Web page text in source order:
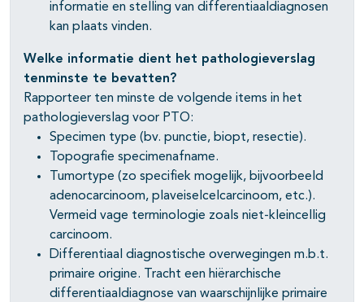
informatie en stelling van differentiaaldiagnosen
kan plaats vinden.
Welke informatie dient het pathologieverslag
tenminste te bevatten?
Rapporteer ten minste de volgende items in het
pathologieverslag voor PTO:
Specimen type (bv. punctie, biopt, resectie).
Topografie specimenafname.
Tumortype (zo specifiek mogelijk, bijvoorbeeld
adenocarcinoom, plaveiselcelcarcinoom, etc.).
Vermeid vage terminologie zoals niet-kleincellig
carcinoom.
Differentiaal diagnostische overwegingen m.b.t.
primaire origine. Tracht een hiërarchische
differentiaaldiagnose van waarschijnlijke primaire